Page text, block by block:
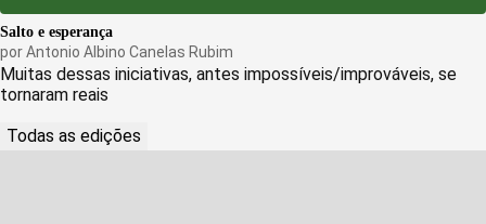
Salto e esperança
porAntonio Albino Canelas Rubim
Muitas dessas iniciativas, antes impossíveis/improváveis, se
tornaram reais
Todas as edições